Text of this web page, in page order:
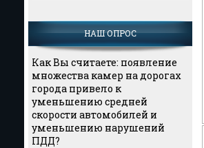
НАШ ОПРОС
Как Вы считаете: появление
множества камер на дорогах
города привело к
уменьшению средней
скорости автомобилей и
уменьшению нарушений
ПДД?